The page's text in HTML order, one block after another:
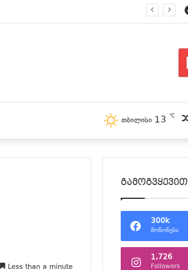
თბილისი 13 ℃
Less than a minute
გამოგვყევით
300k
მოწონება
1,726
Followers